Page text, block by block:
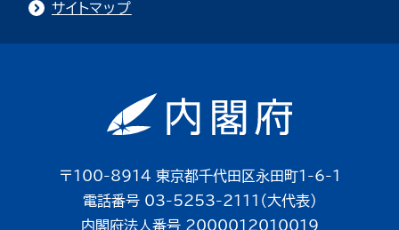
サイトマップ
〒100-8914 東京都千代田区永田町1-6-1
電話番号 03-5253-2111（大代表）
内閣府法人番号 2000012010019